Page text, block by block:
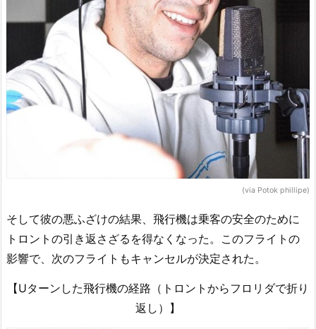
(via Potok phillipe)
そして彼の悪ふざけの結果、飛行機は乗客の安全のために
トロントの引き返さざるを得なくなった。このフライトの
影響で、次のフライトもキャンセルが決定された。
【Uターンした飛行機の経路（トロントからフロリダで折り
返し）】